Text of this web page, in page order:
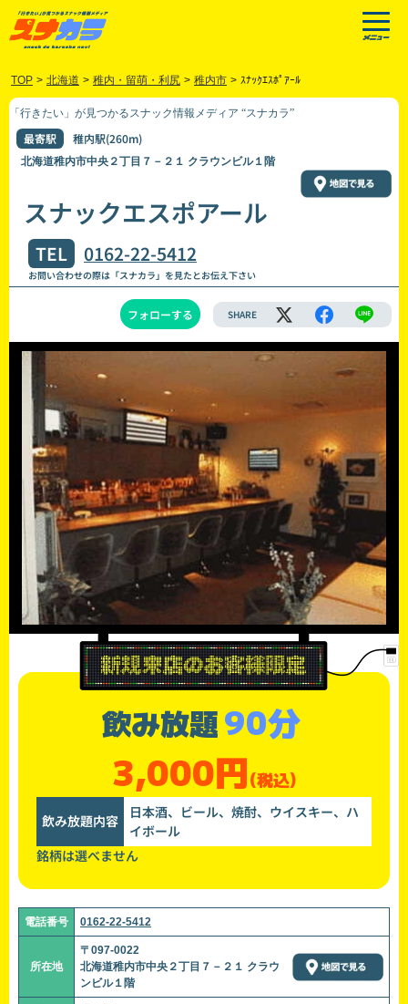
TOP > 北海道 > 稚内・留萌・利尻 > 稚内市 > ｽﾅｯｸｴｽﾎﾟｱｰﾙ
「行きたい」が見つかるスナック情報メディア “スナカラ”
最寄駅 稚内駅(260m)
北海道稚内市中央２丁目７－２１ クラウンビル１階
スナックエスポアール
TEL 0162-22-5412
お問い合わせの際は「スナカラ」を見たとお伝え下さい
フォローする SHARE
飲み放題90分
3,000円(税込)
飲み放題内容
日本酒、ビール、焼酎、ウイスキー、ハ
イボール
銘柄は選べません
電話番号 0162-22-5412
所在地
〒097-0022
北海道稚内市中央２丁目７－２１ クラウ
ンビル１階